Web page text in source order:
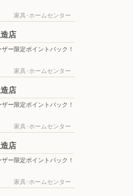
ポップアップテント
家具･ホームセンター
店
ー限定ポイントバック！
家具･ホームセンター
店
ー限定ポイントバック！
家具･ホームセンター
店
ー限定ポイントバック！
家具･ホームセンター